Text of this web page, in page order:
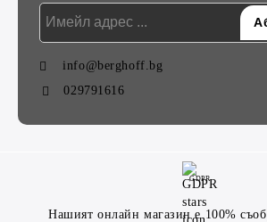
info@berghoff.bg
029791616
GDPR
Нашият онлайн магазин е 100%